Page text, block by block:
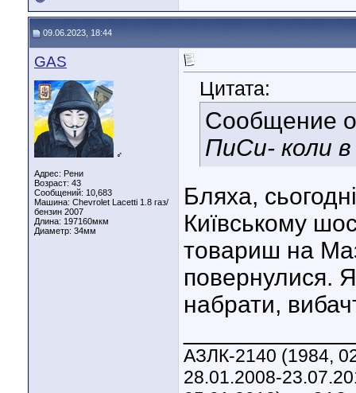
09.06.2023, 18:44
GAS
♂
Адрес: Рени
Возраст: 43
Сообщений: 10,683
Машина: Chevrolet Lacetti 1.8 газ/
бензин 2007
Длина: 197160мкм
Диаметр: 34мм
Цитата:
Сообщение
ПиСи- коли
Бляха,
Київському
товариш на
повернулися.
набрати,
АЗЛК-2140 (1984,
28.01.2008-